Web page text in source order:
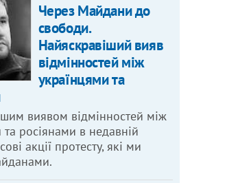
Через Майдани до
свободи.
Найяскравіший вияв
відмінностей між
українцями та
виявом відмінностей між
росіянами в недавній
акції протесту, які ми